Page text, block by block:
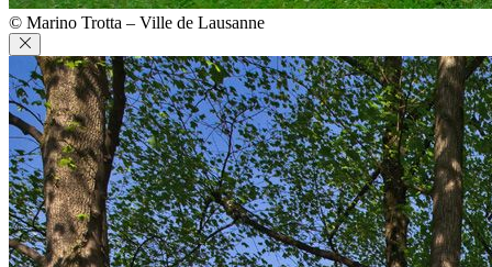
© Marino Trotta – Ville de Lausanne